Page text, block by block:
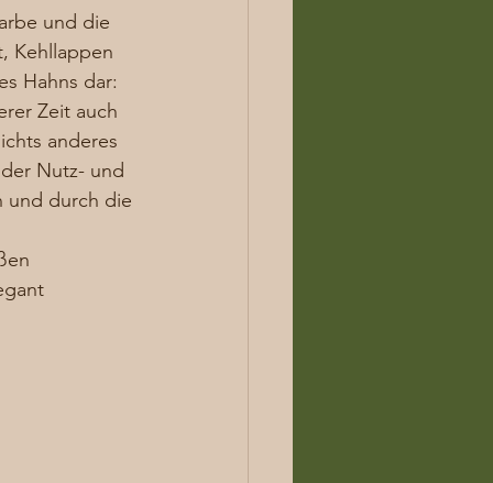
und die
Kehllappen
Hahns dar:
Zeit auch
anderes
Nutz- und
und durch die